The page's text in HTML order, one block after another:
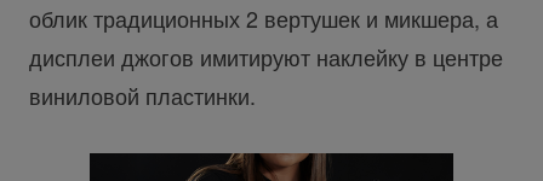
облик традиционных 2 вертушек и микшера, а
дисплеи джогов имитируют наклейку в центре
виниловой пластинки.